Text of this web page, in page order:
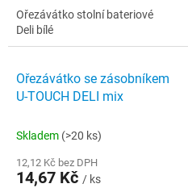
Ořezávátko stolní bateriové
Deli bílé
Ořezávátko se zásobníkem
U-TOUCH DELI mix
Skladem (>20 ks)
12,12 Kč bez DPH
14,67 Kč / ks